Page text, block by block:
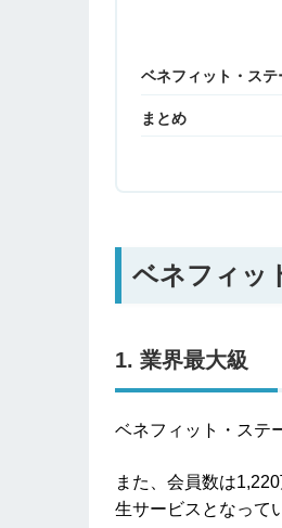
ベネフィット・ス
まとめ
ベネフィッ
1. 業界最大級
ベネフィット・ステ
また、会員数は
生サービスとなって